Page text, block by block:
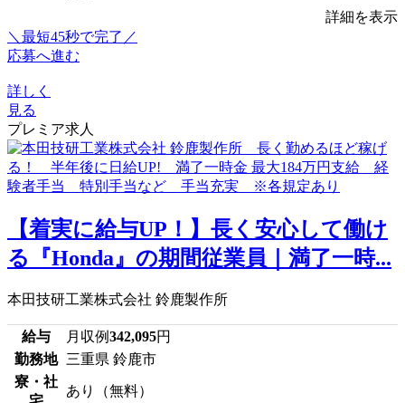
詳細を表示
＼最短45秒で完了／
応募へ進む
詳しく
見る
プレミア求人
【着実に給与UP！】長く安心して働け
る『Honda』の期間従業員｜満了一時...
本田技研工業株式会社 鈴鹿製作所
給与 月収例342,095円
勤務地 三重県 鈴鹿市
寮・社
あり（無料）